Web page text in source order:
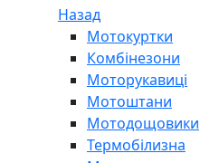
Назад
Мотокуртки
Комбінезони
Моторукавиці
Мотоштани
Мотодощовики
Термобілизна